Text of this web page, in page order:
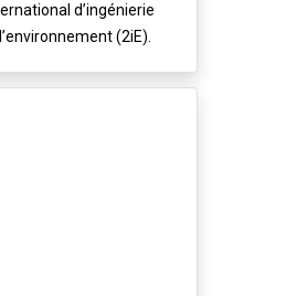
d’ingénierie
(2iE).